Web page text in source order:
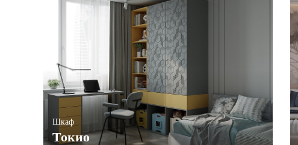
Шкаф
Токио